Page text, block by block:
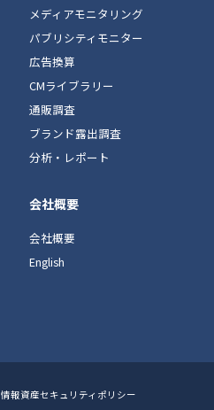
メディアモニタリング
パブリシティモニター
広告換算
CMライブラリー
通販調査
ブランド露出調査
分析・レポート
会社概要
会社概要
English
情報資産セキュリティポリシー